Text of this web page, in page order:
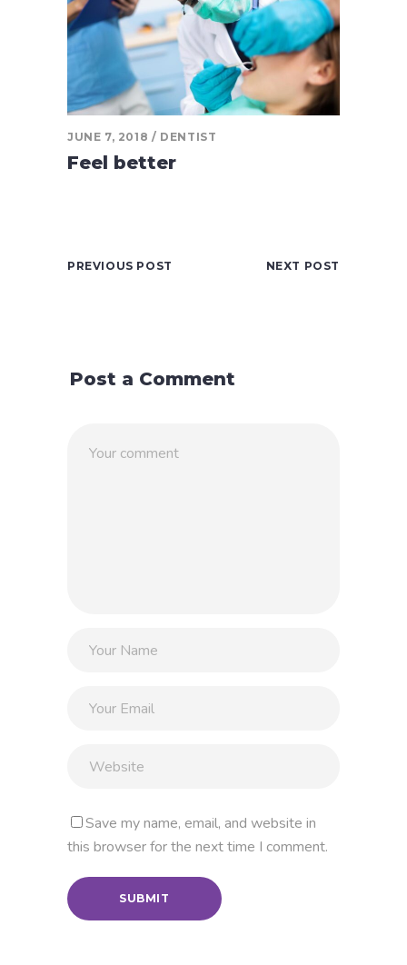
JUNE 7, 2018 DENTIST
Feel better
PREVIOUS POST NEXT POST
Post a Comment
Save my name, email, and website in
this browser for the next time I comment.